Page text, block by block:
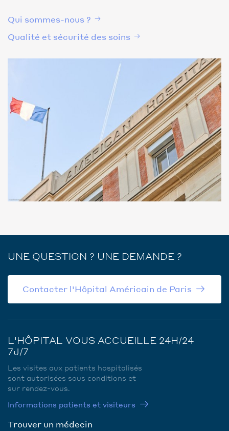
Qui sommes-nous ?
Qualité et sécurité des soins
UNE QUESTION ? UNE DEMANDE ?
Contacter l'Hôpital Américain de Paris
L'HÔPITAL VOUS ACCUEILLE 24H/24
7J/7
Les visites aux patients hospitalisés
sont autorisées sous conditions et
sur rendez-vous.
Informations patients et visiteurs
Trouver un médecin